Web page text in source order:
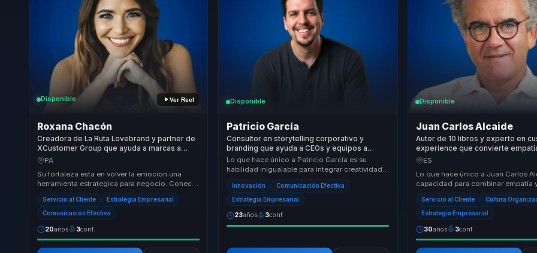
Disponible Ver Reel
Roxana Chacón
Creadora de La Ruta Lovebrand y partner de
XCustomer Group que ayuda a marcas a
convertir customer experience en
PA
Su fortaleza esta en volver la emocion una
herramienta estrategica para negocio. Conecta
branding, experiencia del cliente y cultura de s...
Servicio al Cliente Estrategia Empresarial
Comunicación Efectiva
20años 3conf.
Disponible
Patricio García
Consultor en storytelling corporativo y
branding que ayuda a CEOs y equipos a
convertir creatividad en diferenciación,
experiencia y crecimiento.
Lo que hace único a Patricio García es su
habilidad inigualable para integrar creatividad y
estrategia de manera que las ideas se convier...
Innovación Comunicación Efectiva
Estrategia Empresarial
23años 3conf.
Disponible
Juan Carlos Alcaide
Autor de 10 libros y experto en
experience que convierte
Silver Economy en fidelización y
ES
Lo que hace único a Juan Carlos
capacidad para combinar empatía
tecnología y humanidad. Su
Silver Ec...
Servicio al Cliente Cultura
Estrategia Empresarial
30años 3conf.